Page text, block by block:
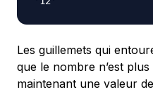
Les guillemets qui
que le nombre n’est
maintenant une valeur